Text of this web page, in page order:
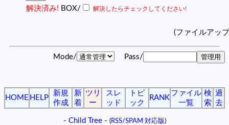
解決済み! BOX/ 解決したらチェックしてください!
(ファイルアッ
Mode/ Pass/
HOME HELP
新規
作成
新
着
ツリ
ー
スレ
ッド
トピ
ック
RANK
ファイル
一覧
検
索
過
去
- Child Tree- (RSS/SPAM 対応版)